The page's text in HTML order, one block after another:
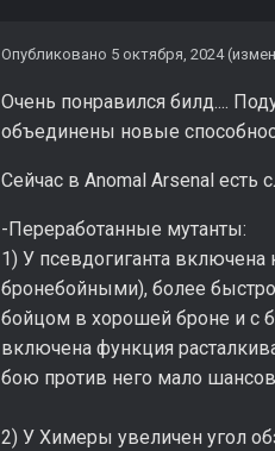
Опубликовано 5 октября, 2024
Очень понравился билд....
объединены новые
Сейчас в Anomal Arsenal
-Переработанные мутанты:
1) У псевдогиганта
бронебойными), более
бойцом в хорошей броне и с
включена функция
бою против него мало
2) У Химеры увеличен угол